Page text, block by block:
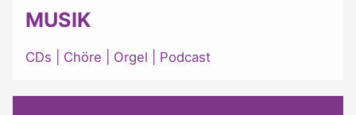
MUSIK
CDs Chöre Orgel Podcast